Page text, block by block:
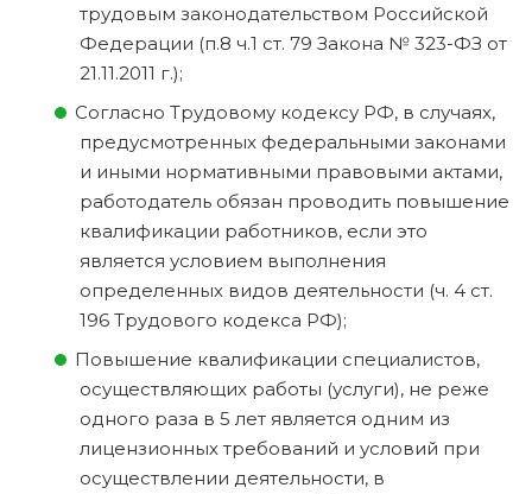
трудовым законодательством Российской
Федерации (п.8 ч.1 ст. 79 Закона № 323-ФЗ от
21.11.2011 г.);
Согласно Трудовому кодексу РФ, в случаях,
предусмотренных федеральными законами
и иными нормативными правовыми актами,
работодатель обязан проводить повышение
квалификации работников, если это
является условием выполнения
определенных видов деятельности (ч. 4 ст.
196 Трудового кодекса РФ);
Повышение квалификации специалистов,
осуществляющих работы (услуги), не реже
одного раза в 5 лет является одним из
лицензионных требований и условий при
осуществлении деятельности, в